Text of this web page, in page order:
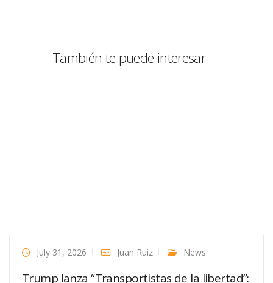
También te puede interesar
July 31, 2026 Juan Ruiz News
Trump lanza “Transportistas de la libertad”: